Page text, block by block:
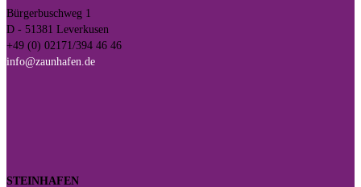
Bürgerbuschweg 1
D - 51381 Leverkusen
+49 (0) 02171/394 46 46
info@zaunhafen.de
STEINHAFEN